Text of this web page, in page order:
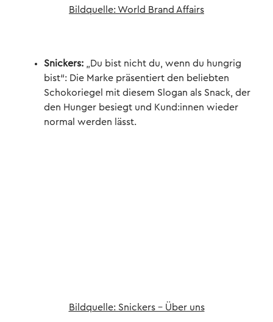
Bildquelle: World Brand Affairs
Snickers: „Du bist nicht du, wenn du hungrig
bist“: Die Marke präsentiert den beliebten
Schokoriegel mit diesem Slogan als Snack, der
den Hunger besiegt und Kund:innen wieder
normal werden lässt.
Bildquelle: Snickers - Über uns